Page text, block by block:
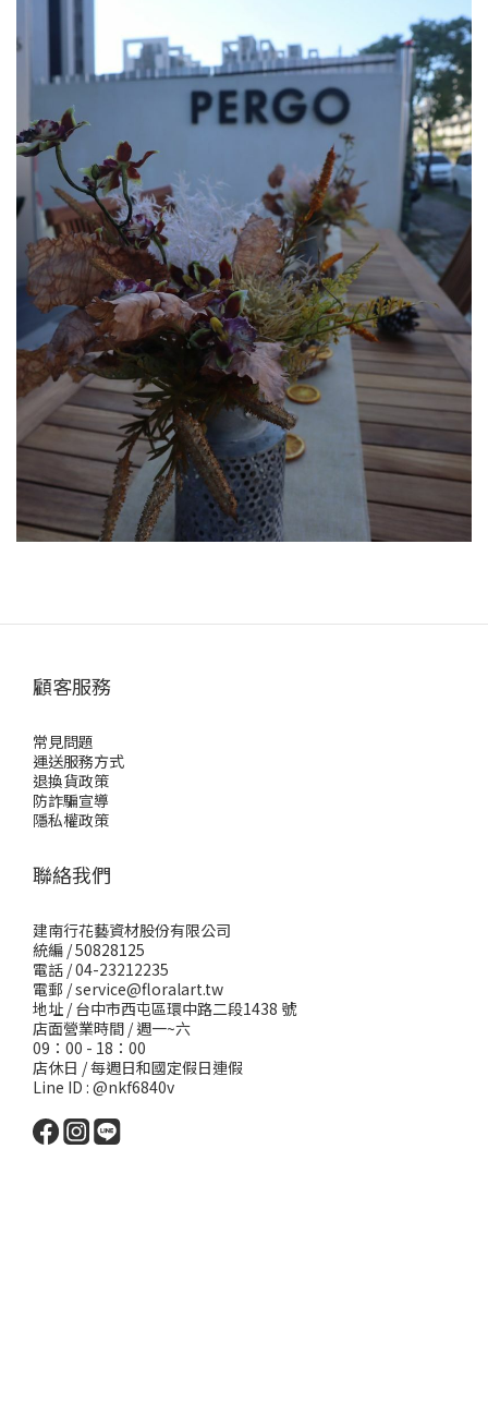
顧客服務
常見問題
運送服務方式
退換貨政策
防詐騙宣導
隱私權政策
聯絡我們
建南行花藝資材股份有限公司
統編 / 50828125
電話 / 04-23212235
電郵 /service@floralart.tw
地址 / 台中市西屯區環中路二段1438 號
店面營業時間 / 週一~六
09：00 - 18：00
店休日 / 每週日和國定假日連假
Line ID : @nkf6840v